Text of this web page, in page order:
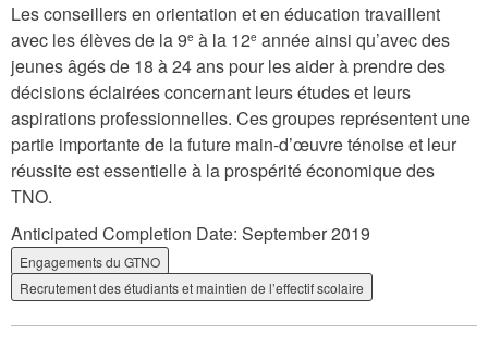
Les conseillers en orientation et en éducation travaillent
avec les élèves de la 9e à la 12e année ainsi qu’avec des
jeunes âgés de 18 à 24 ans pour les aider à prendre des
décisions éclairées concernant leurs études et leurs
aspirations professionnelles. Ces groupes représentent une
partie importante de la future main-d’œuvre ténoise et leur
réussite est essentielle à la prospérité économique des
TNO.
Anticipated Completion Date: September 2019
Engagements du GTNO
Recrutement des étudiants et maintien de l’effectif scolaire